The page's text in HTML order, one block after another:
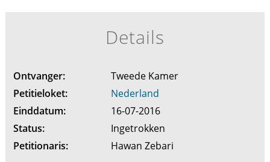
Details
Ontvanger:
Tweede Kamer
Petitieloket:
Nederland
Einddatum:
16-07-2016
Status:
Ingetrokken
Petitionaris:
Hawan Zebari